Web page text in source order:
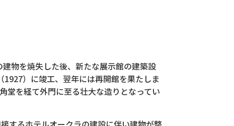
物を焼失した後、新たな展示館の建築設
）に竣工、翌年には再開館を果たしま
堂を経て外門に至る壮大な造りとなってい